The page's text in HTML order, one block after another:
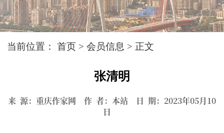
当前位置：首页 >会员信息 > 正文
张清明
来 源：重庆作家网 作 者：本站 日 期：2023年05月10
日